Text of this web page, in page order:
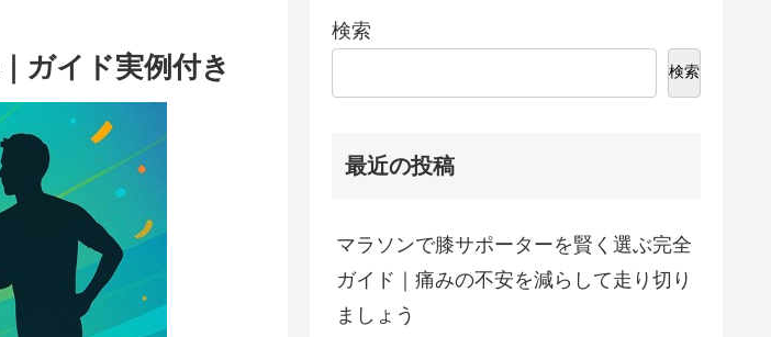
ガイド実例付き
検索
検索
最近の投稿
マラソンで膝サポーターを賢く選ぶ完全
ガイド｜痛みの不安を減らして走り切り
ましょう